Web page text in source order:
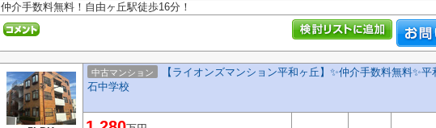
仲介手数料無料！自由ヶ丘駅徒歩16分！
中古マンション
【ライオンズマンション平和ヶ丘】✨️仲介手数料無料✨️
石中学校